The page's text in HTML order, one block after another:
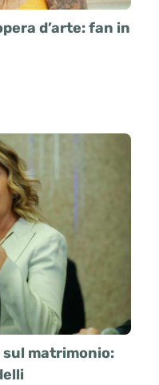
d’arte: fan in
matrimonio: